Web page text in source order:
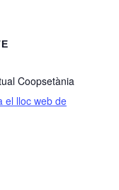
Coopsetània
el lloc web de